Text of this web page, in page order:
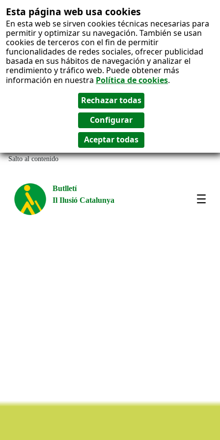
Esta página web usa cookies
En esta web se sirven cookies técnicas necesarias para
permitir y optimizar su navegación. También se usan
cookies de terceros con el fin de permitir
funcionalidades de redes sociales, ofrecer publicidad
basada en sus hábitos de navegación y analizar el
rendimiento y tráfico web. Puede obtener más
información en nuestra Política de cookies.
Salto al contenido
Butlletí
Il Ilusió Catalunya